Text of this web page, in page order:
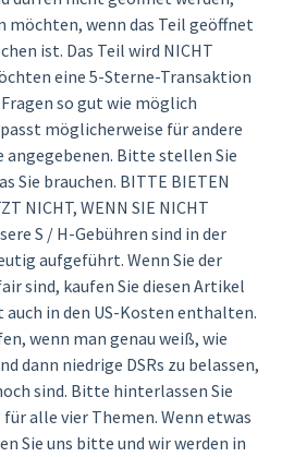
möchten, wenn das Teil geöffnet
ist. Das Teil wird NICHT
eine 5-Sterne-Transaktion
so gut wie möglich
möglicherweise für andere
angegebenen. Bitte stellen Sie
Sie brauchen. BITTE BIETEN
NICHT, WENN SIE NICHT
S / H-Gebühren sind in der
aufgeführt. Wenn Sie der
sind, kaufen Sie diesen Artikel
auch in den US-Kosten enthalten.
wenn man genau weiß, wie
dann niedrige DSRs zu belassen,
sind. Bitte hinterlassen Sie
alle vier Themen. Wenn etwas
Sie uns bitte und wir werden in